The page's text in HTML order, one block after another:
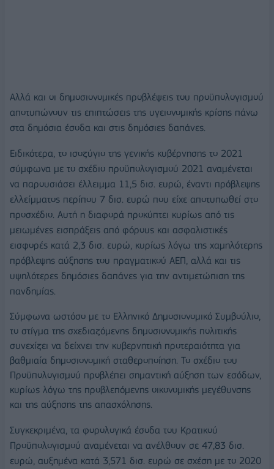
Aλλά και οι δημοσιονομικές προβλέψεις του προϋπολογισμού
αποτυπώνουν τις επιπτώσεις της υγειονομικής κρίσης πάνω
στα δημόσια έσοδα και στις δημόσιες δαπάνες.
Ειδικότερα, το ισοζύγιο της γενικής κυβέρνησης το 2021
σύμφωνα με το σχέδιο προϋπολογισμού 2021 αναμένεται
να παρουσιάσει έλλειμμα 11,5 δισ. ευρώ, έναντι πρόβλεψης
ελλείμματος περίπου 7 δισ. ευρώ που είχε αποτυπωθεί στο
προσχέδιο. Αυτή η διαφορά προκύπτει κυρίως από τις
μειωμένες εισπράξεις από φόρους και ασφαλιστικές
εισφορές κατά 2,3 δισ. ευρώ, κυρίως λόγω της χαμηλότερης
πρόβλεψης αύξησης του πραγματικού ΑΕΠ, αλλά και τις
υψηλότερες δημόσιες δαπάνες για την αντιμετώπιση της
πανδημίας.
Σύμφωνα ωστόσο με το Ελληνικό Δημοσιονομικό Συμβούλιο,
το στίγμα της σχεδιαζόμενης δημοσιονομικής πολιτικής
συνεχίζει να δείχνει την κυβερνητική προτεραιότητα για
βαθμιαία δημοσιονομική σταθεροποίηση. Το σχέδιο του
Προϋπολογισμού προβλέπει σημαντική αύξηση των εσόδων,
κυρίως λόγω της προβλεπόμενης οικονομικής μεγέθυνσης
και της αύξησης της απασχόλησης.
Συγκεκριμένα, τα φορολογικά έσοδα του Κρατικού
Προϋπολογισμού αναμένεται να ανέλθουν σε 47,83 δισ.
ευρώ, αυξημένα κατά 3,571 δισ. ευρώ σε σχέση με το 2020